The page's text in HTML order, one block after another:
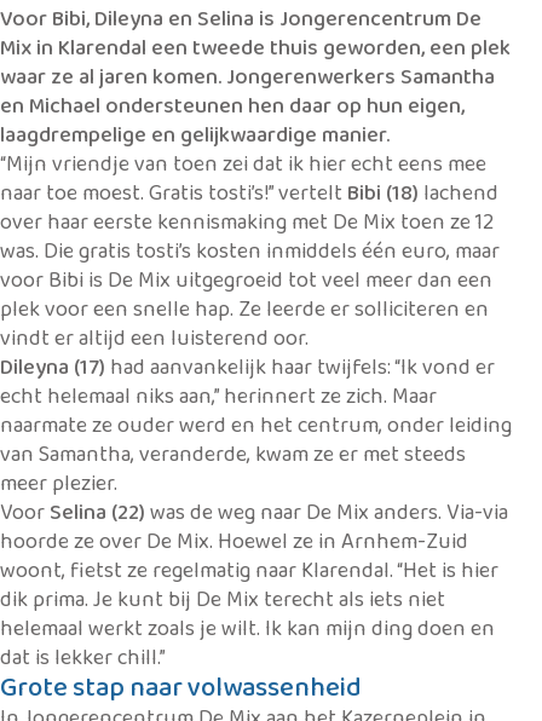
Voor Bibi, Dileyna en Selina is Jongerencentrum De
Mix in Klarendal een tweede thuis geworden, een plek
waar ze al jaren komen. Jongerenwerkers Samantha
en Michael ondersteunen hen daar op hun eigen,
laagdrempelige en gelijkwaardige manier.
“Mijn vriendje van toen zei dat ik hier echt eens mee
naar toe moest. Gratis tosti’s!” vertelt Bibi (18) lachend
over haar eerste kennismaking met De Mix toen ze 12
was. Die gratis tosti’s kosten inmiddels één euro, maar
voor Bibi is De Mix uitgegroeid tot veel meer dan een
plek voor een snelle hap. Ze leerde er solliciteren en
vindt er altijd een luisterend oor.
Dileyna (17) had aanvankelijk haar twijfels: “Ik vond er
echt helemaal niks aan,” herinnert ze zich. Maar
naarmate ze ouder werd en het centrum, onder leiding
van Samantha, veranderde, kwam ze er met steeds
meer plezier.
VoorSelina (22)was de weg naar De Mix anders. Via-via
hoorde ze over De Mix. Hoewel ze in Arnhem-Zuid
woont, fietst ze regelmatig naar Klarendal. “Het is hier
dik prima. Je kunt bij De Mix terecht als iets niet
helemaal werkt zoals je wilt. Ik kan mijn ding doen en
dat is lekker chill.”
Grote stap naar volwassenheid